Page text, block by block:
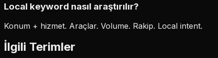
Local keyword nasıl araştırılır?
Konum + hizmet. Araçlar. Volume. Rakip. Local intent.
İlgili Terimler